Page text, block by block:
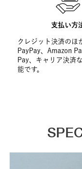
支払い方
クレジット決済のほ
PayPay、Amazon
Pay、キャリア決済
能です。